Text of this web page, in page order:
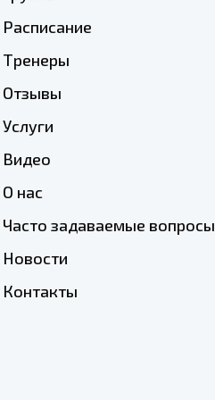
Расписание
Тренеры
Отзывы
Услуги
Видео
О нас
Часто задаваемые вопросы
Новости
Контакты